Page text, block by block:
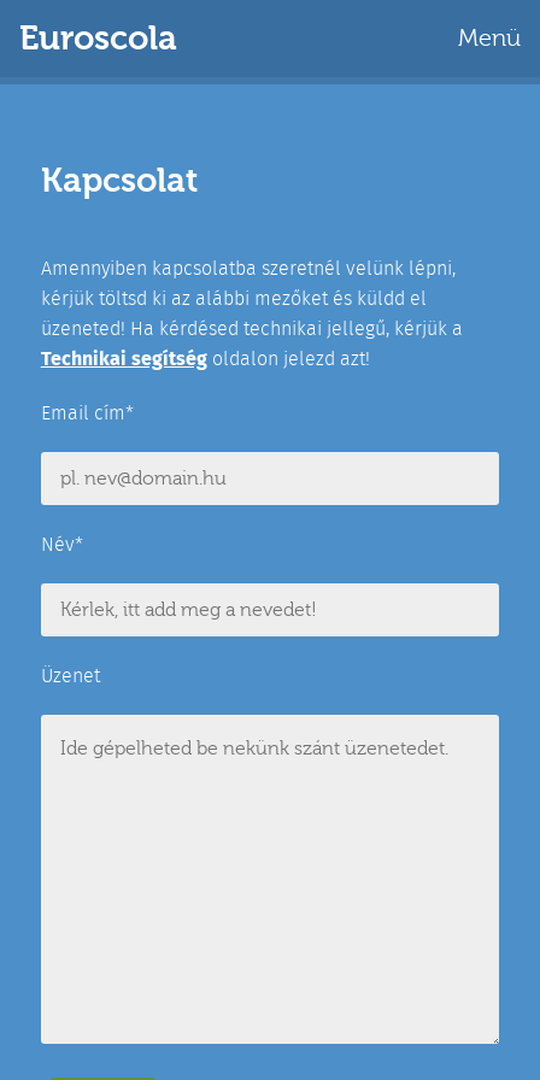
Euroscola Menü
Kapcsolat
Amennyiben kapcsolatba szeretnél velünk lépni,
kérjük töltsd ki az alábbi mezőket és küldd el
üzeneted! Ha kérdésed technikai jellegű, kérjük a
Technikai segítségoldalon jelezd azt!
Email cím*
Név*
Üzenet